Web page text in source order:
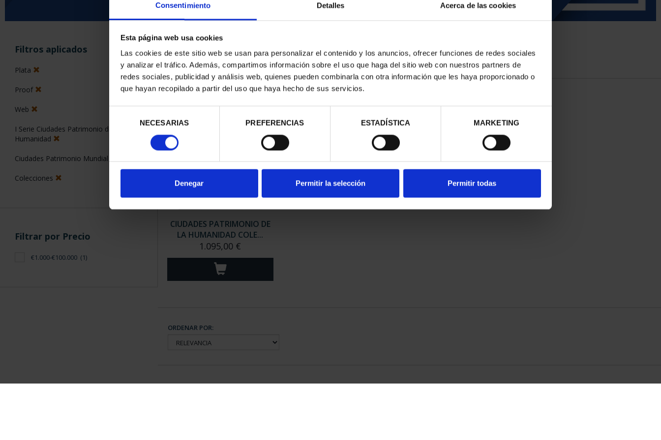
Consentimiento Detalles Acerca de las cookies
Esta página web usa cookies
Las cookies de este sitio web se usan para personalizar el contenido y los anuncios, ofrecer funciones de redes sociales
y analizar el tráfico. Además, compartimos información sobre el uso que haga del sitio web con nuestros partners de
redes sociales, publicidad y análisis web, quienes pueden combinarla con otra información que les haya proporcionado o
que hayan recopilado a partir del uso que haya hecho de sus servicios.
consentimiento
NECESARIAS PREFERENCIAS ESTADÍSTICA MARKETING
Denegar Permitir la selección Permitir todas
Filtros aplicados
Plata
Proof
Web
I Serie Ciudades Patrimonio de la
Humanidad
Ciudades Patrimonio Mundial
Colecciones
Filtrar por Precio
€1.000-€100.000 (1)
ORDENAR POR:
1 Productos encontrados
CIUDADES PATRIMONIO DE
LA HUMANIDAD COLE...
1.095,00 €
ORDENAR POR: